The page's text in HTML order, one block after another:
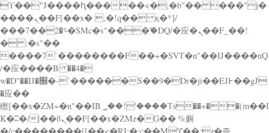
ϒ��"J����ԧ�����<�;�b"�� ���"j�
����ܢ��F[��x� ,�!q�� қ�*]/
���؝�2��7�SMc�s"���ޭ�DQ/�应�ܢ��F_��!
� :�s"��
����7`��������F��+�SVT�n"��IJ����nQ
/�应����B ��4�
w�D"��IJ�׭�-`������S��9�Dr�ji��EJ߅��gJ
�应��
矁[��x�ZM~�n"��IB؃��!'����Тѕ��+��(m��I
K�ʭ�/|��ϐܢ��F[��x�ZMz�G�� %嬩